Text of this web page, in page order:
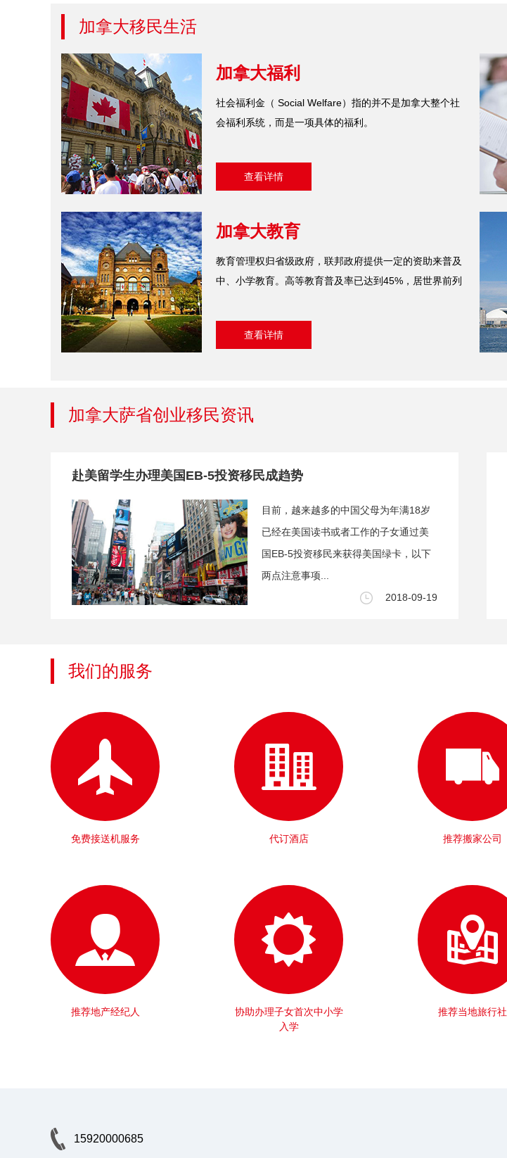
加拿大移民生活
加拿大福利
社会福利金（ Social Welfare）指的并不是加拿大整个社
会福利系统，而是一项具体的福利。
查看详情
加拿大教育
教育管理权归省级政府，联邦政府提供一定的资助来普及
中、小学教育。高等教育普及率已达到45%，居世界前列
查看详情
加拿大萨省创业移民资讯
赴美留学生办理美国EB-5投资移民成趋势
目前，越来越多的中国父母为年满18岁
已经在美国读书或者工作的子女通过美
国EB-5投资移民来获得美国绿卡，以下
两点注意事项...
2018-09-19
我们的服务
免费接送机服务 代订酒店 推荐搬家公司
推荐地产经纪人
协助办理子女首次中小学
入学
推荐当地旅行社
15920000685